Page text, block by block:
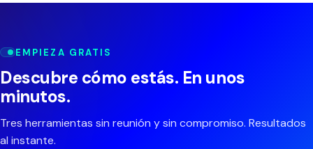
EMPIEZA GRATIS
Descubre cómo estás. En unos
minutos.
Tres herramientas sin reunión y sin compromiso. Resultados
al instante.